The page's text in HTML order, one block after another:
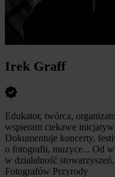
Irek Graff
Edukator, twórca,
wspieram ciekawe
Dokumentuje koncerty,
o fotografii, muzyce... Od
w działalność
Fotografów Przyrody